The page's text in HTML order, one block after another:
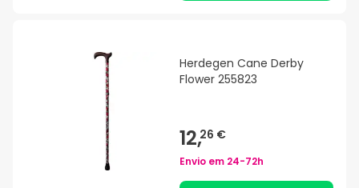
Herdegen Cane Derby
Flower 255823
12,26 €
Envio em 24-72h